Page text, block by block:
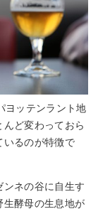
ヨッテンラント地
ど変わっておら
いるのが特徴で
ンネの谷に自生す
生酵母の生息地が